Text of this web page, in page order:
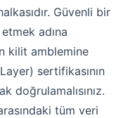
Güvenli bir
adına
kilit amblemine
sertifikasının
doğrulamalısınız.
tüm veri